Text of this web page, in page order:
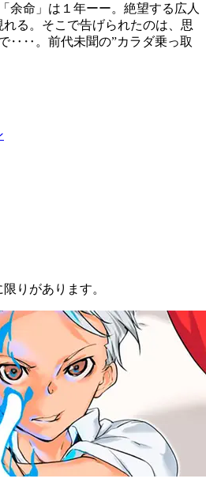
余命」は１年ーー。絶望する広人
る。そこで告げられたのは、思
‥‥。前代未聞の”カラダ乗っ取
りがあります。